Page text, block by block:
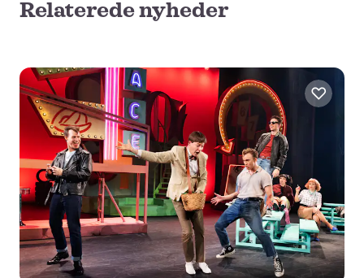
Relaterede nyheder